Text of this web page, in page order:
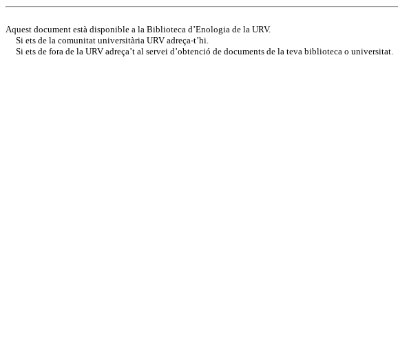
Aquest document està disponible a la Biblioteca d’Enologia de la URV.
Si ets de la comunitat universitària URV adreça-t’hi.
Si ets de fora de la URV adreça’t al servei d’obtenció de documents de la teva biblioteca o universitat.